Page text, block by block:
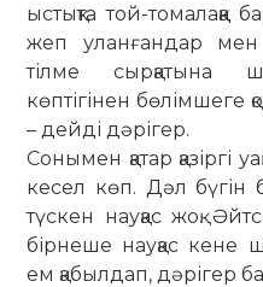
ыстықта той-
жеп уланғандар мен
тілме сыр­қатына
көптігінен бөлімшеге
– дейді дәрігер.
Сонымен қатар қазіргі
кесел көп. Дәл
түскен науқас жоқ.
бір­неше нау­қас
ем қабылдап, дәрігер